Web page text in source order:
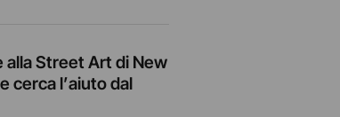
alla Street Art di New
cerca l’aiuto dal